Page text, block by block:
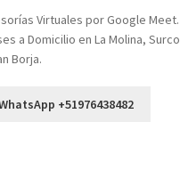
Virtuales por Google Meet.
a Domicilio en La Molina, Surco
Borja.
+51976438482